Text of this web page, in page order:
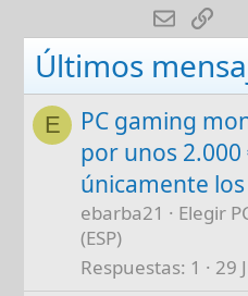
s
:
E-mail
Últimos
E
PC gaming
por unos
únicamente
ebarba21
Elegir
(ESP)
Respuestas 1 29